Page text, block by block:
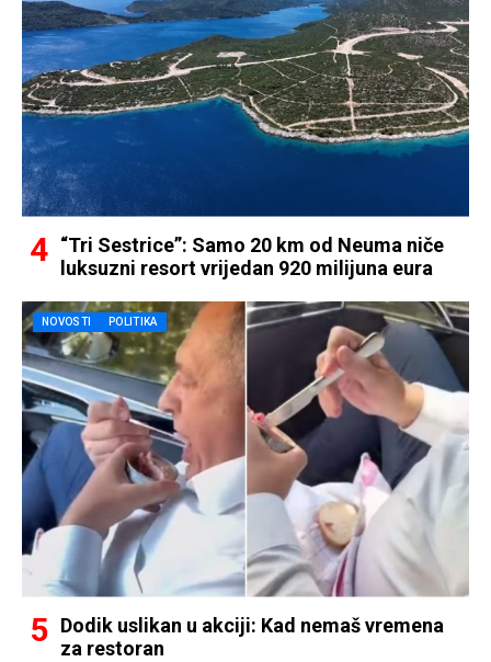
“Tri Sestrice”: Samo 20 km od Neuma niče
luksuzni resort vrijedan 920 milijuna eura
NOVOSTI POLITIKA
Dodik uslikan u akciji: Kad nemaš vremena
za restoran